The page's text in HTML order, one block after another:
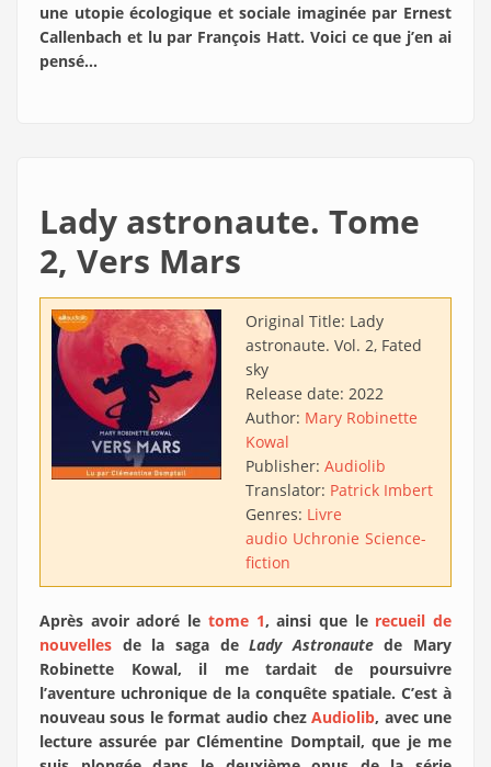
une utopie écologique et sociale imaginée par Ernest
Callenbach et lu par François Hatt. Voici ce que j’en ai
pensé…
Lady astronaute. Tome
2, Vers Mars
Original Title: Lady
astronaute. Vol. 2, Fated
sky
Release date: 2022
Author: Mary Robinette
Kowal
Publisher: Audiolib
Translator: Patrick Imbert
Genres: Livre
audio Uchronie Science-
fiction
Après avoir adoré le tome 1, ainsi que le recueil de
nouvelles de la saga deLady Astronautede Mary
Robinette Kowal, il me tardait de poursuivre
l’aventure uchronique de la conquête spatiale. C’est à
nouveau sous le format audio chezAudiolib, avec une
lecture assurée par Clémentine Domptail, que je me